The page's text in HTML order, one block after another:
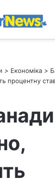
> Економіка >
процентну